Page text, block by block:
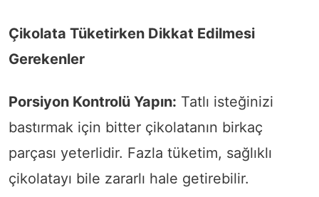
Çikolata Tüketirken Dikkat Edilmesi
Gerekenler
Porsiyon Kontrolü Yapın: Tatlı isteğinizi
bastırmak için bitter çikolatanın birkaç
parçası yeterlidir. Fazla tüketim, sağlıklı
çikolatayı bile zararlı hale getirebilir.